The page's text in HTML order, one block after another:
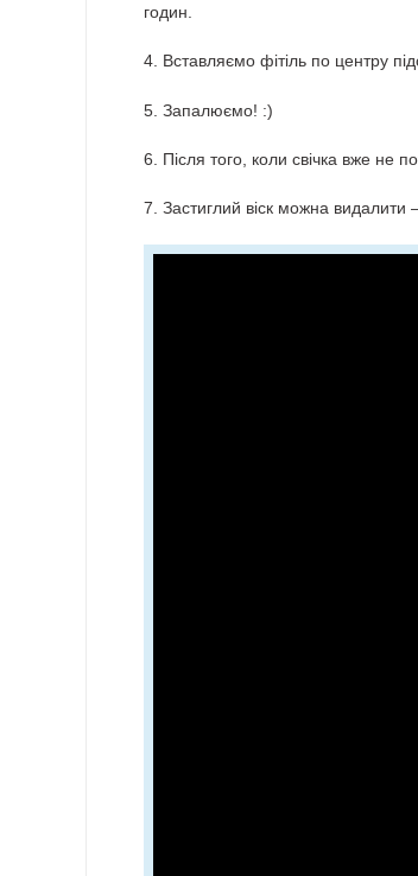
годин.
4. Вставляємо фітіль по центру
5. Запалюємо! :)
6. Після того, коли свічка вже не
7. Застиглий віск можна видалити –